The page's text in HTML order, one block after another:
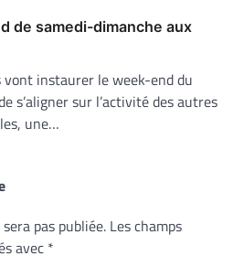
de samedi-dimanche aux
vont instaurer le week-end du
s’aligner sur l’activité des autres
une…
pas publiée. Les champs
avec *